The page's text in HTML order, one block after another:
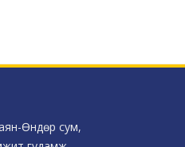
Өндөр сум,